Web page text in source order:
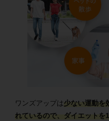
ワンズアップは少ない運動を
れているので、ダイエット